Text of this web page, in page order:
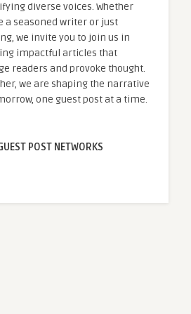
diverse voices. Whether
a seasoned writer or just
we invite you to join us in
impactful articles that
readers and provoke thought.
we are shaping the narrative
one guest post at a time.
POST NETWORKS